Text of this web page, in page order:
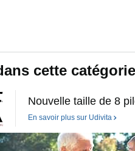
cette
Nouvelle taille de 8
En savoir plus sur Udivita